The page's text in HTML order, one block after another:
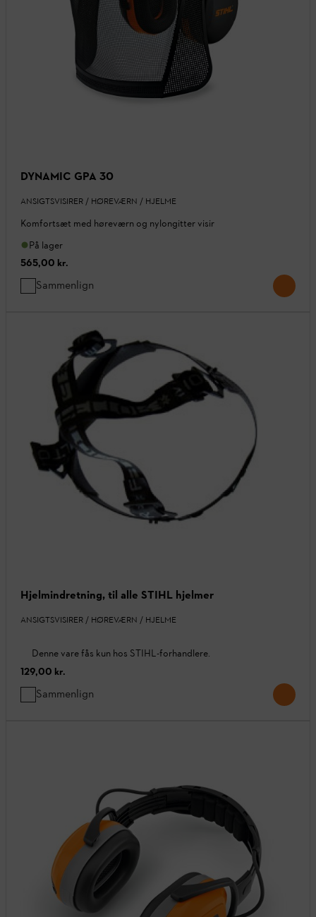
DYNAMIC GPA 30
ANSIGTSVISIRER / HØREVÆRN / HJELME
Komfortsæt med høreværn og nylongitter visir
På lager
565,00 kr.
Sammenlign
Hjelmindretning, til alle STIHL hjelmer
ANSIGTSVISIRER / HØREVÆRN / HJELME
Denne vare fås kun hos STIHL-forhandlere.
129,00 kr.
Sammenlign